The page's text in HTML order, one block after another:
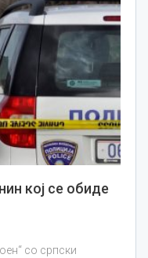
кој се обиде
со српски